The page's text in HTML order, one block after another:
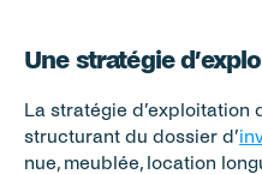
Une stratégie
La stratégie d’exploitation
structurant du dossier d’
nue, meublée, location